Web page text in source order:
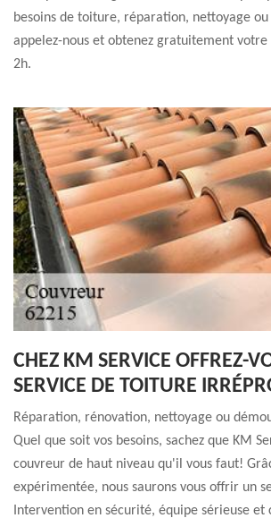
besoins de toiture, réparation, nettoyage
appelez-nous et obtenez gratuitement votre
2h.
CHEZ KM SERVICE OFFREZ-
SERVICE DE TOITURE
Réparation, rénovation, nettoyage ou
Quel que soit vos besoins, sachez que KM
couvreur de haut niveau qu'il vous faut!
expérimentée, nous saurons vous offrir un
Intervention en sécurité, équipe sérieuse et